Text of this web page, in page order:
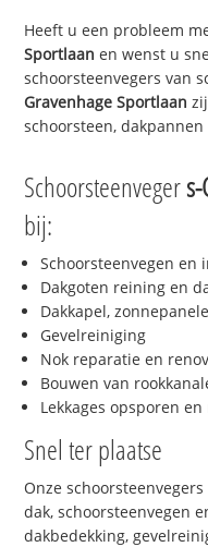
Heeft u een probleem
Sportlaan en wenst u
schoorsteenvegers van
Gravenhage Sportlaan
schoorsteen,
Schoorsteenveger
bij:
Schoorsteenvegen en
Dakgoten reining en
Dakkapel,
Gevelreiniging
Nok reparatie en
Bouwen van
Lekkages opsporen
Snel ter plaatse
Onze
dak, schoorsteenvegen
dakbedekking,